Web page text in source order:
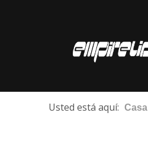
Usted está aquí: Casa